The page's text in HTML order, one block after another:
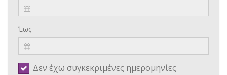
Έως
Δεν έχω συγκεκριμένες ημερομηνίες